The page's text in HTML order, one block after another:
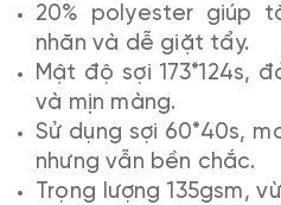
20% polyester giúp
nhăn và dễ giặt tẩy.
Mật độ sợi 173*124s,
và mịn màng.
Sử dụng sợi 60*40s,
nhưng vẫn bền chắc.
Trọng lượng 135gsm,